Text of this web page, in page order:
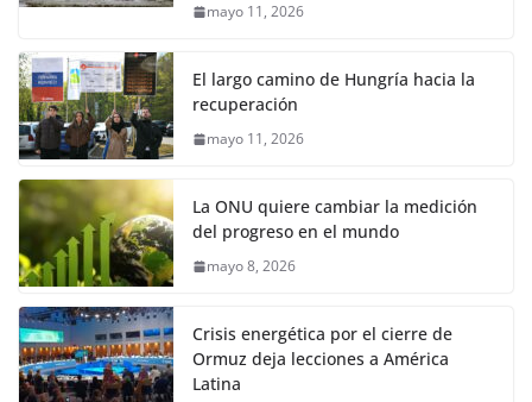
mayo 11, 2026
El largo camino de Hungría hacia la
recuperación
mayo 11, 2026
La ONU quiere cambiar la medición
del progreso en el mundo
mayo 8, 2026
Crisis energética por el cierre de
Ormuz deja lecciones a América
Latina